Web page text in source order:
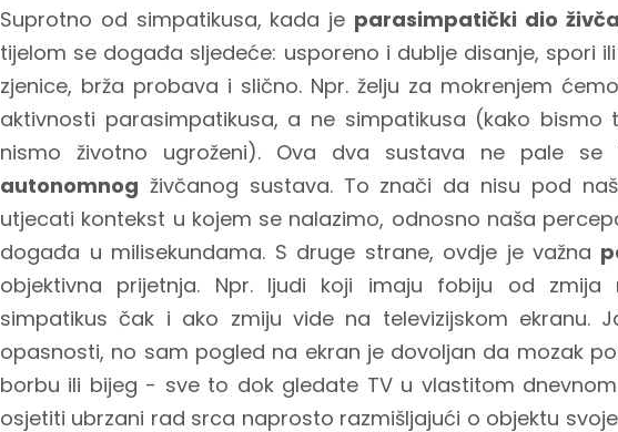
Suprotno od simpatikusa, kada je parasimpatički dio
tijelom se događa sljedeće: usporeno i dublje disanje, spori
zjenice, brža probava i slično. Npr. želju za mokrenjem
aktivnosti parasimpatikusa, a ne simpatikusa (kako
nismo životno ugroženi). Ova dva sustava ne pale
autonomnog živčanog sustava. To znači da nisu pod
utjecati kontekst u kojem se nalazimo, odnosno naša
događa u milisekundama. S druge strane, ovdje je važna
objektivna prijetnja. Npr. ljudi koji imaju fobiju od zmija
simpatikus čak i ako zmiju vide na televizijskom ekranu.
opasnosti, no sam pogled na ekran je dovoljan da mozak
borbu ili bijeg - sve to dok gledate TV u vlastitom
osjetiti ubrzani rad srca naprosto razmišljajući o objektu